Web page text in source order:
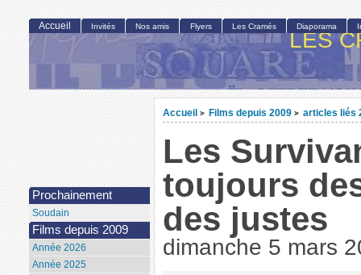
LES
Accueil > Films depuis 2009 > articles liés
Les
toujours
des justes
dimanche 5 mars
Accueil Invités Nos amis Flyers Les Cramés Diaporama
Prochainement
Soudain
Films depuis 2009
Année 2026
Année 2025